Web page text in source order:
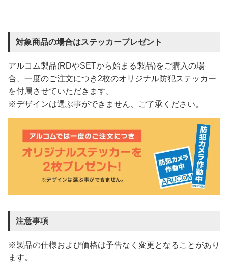
対象商品の場合はステッカープレゼント
アルコム製品(RDやSETから始まる製品)をご購入の場
合、一度のご注文につき2枚のオリジナル防犯ステッカー
を付属させていただきます。
※デザインは選ぶ事ができません、ご了承ください。
注意事項
※製品の仕様および価格は予告なく変更となることがあり
ます。